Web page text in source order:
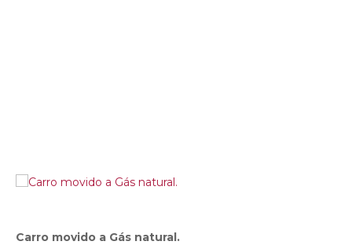
Carro movido a Gás natural.